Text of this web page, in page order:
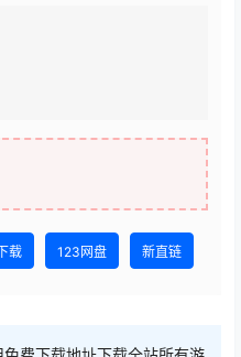
载 123网盘 新直链